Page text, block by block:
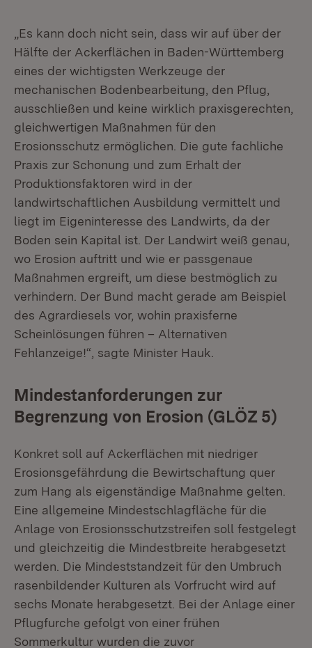
„Es kann doch nicht sein, dass wir auf über der
Hälfte der Ackerflächen in Baden-Württemberg
eines der wichtigsten Werkzeuge der
mechanischen Bodenbearbeitung, den Pflug,
ausschließen und keine wirklich praxisgerechten,
gleichwertigen Maßnahmen für den
Erosionsschutz ermöglichen. Die gute fachliche
Praxis zur Schonung und zum Erhalt der
Produktionsfaktoren wird in der
landwirtschaftlichen Ausbildung vermittelt und
liegt im Eigeninteresse des Landwirts, da der
Boden sein Kapital ist. Der Landwirt weiß genau,
wo Erosion auftritt und wie er passgenaue
Maßnahmen ergreift, um diese bestmöglich zu
verhindern. Der Bund macht gerade am Beispiel
des Agrardiesels vor, wohin praxisferne
Scheinlösungen führen – Alternativen
Fehlanzeige!“, sagte Minister Hauk.
Mindestanforderungen zur
Begrenzung von Erosion (GLÖZ 5)
Konkret soll auf Ackerflächen mit niedriger
Erosionsgefährdung die Bewirtschaftung quer
zum Hang als eigenständige Maßnahme gelten.
Eine allgemeine Mindestschlagfläche für die
Anlage von Erosionsschutzstreifen soll festgelegt
und gleichzeitig die Mindestbreite herabgesetzt
werden. Die Mindeststandzeit für den Umbruch
rasenbildender Kulturen als Vorfrucht wird auf
sechs Monate herabgesetzt. Bei der Anlage einer
Pflugfurche gefolgt von einer frühen
Sommerkultur wurden die zuvor